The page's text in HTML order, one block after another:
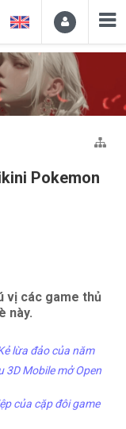
Pokemon
vị các game thủ
này.
lừa đảo của năm
3D Mobile mở Open
của cặp đôi game